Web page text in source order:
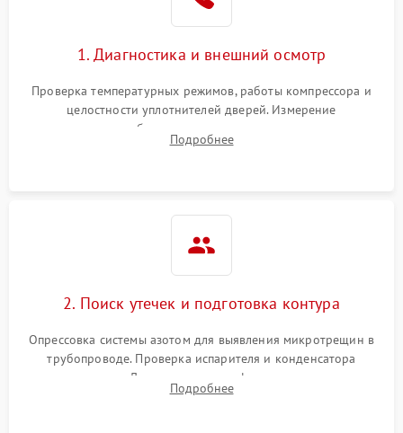
1. Диагностика и внешний осмотр
Проверка температурных режимов, работы компрессора и
целостности уплотнителей дверей. Измерение
сопротивления обмоток мотора, проверка термостата и
считывание кодов ошибок с электронного дисплея.
Подробнее
2. Поиск утечек и подготовка контура
Опрессовка системы азотом для выявления микротрещин в
трубопроводе. Проверка испарителя и конденсатора
течеискателем. Демонтаж старого фильтра-осушителя и
продувка капиллярной трубки для устранения засоров.
Подробнее